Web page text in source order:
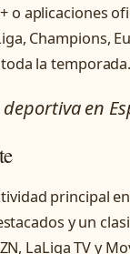
o aplicaciones
Champions,
la
en
principal
y un
LaLiga TV y